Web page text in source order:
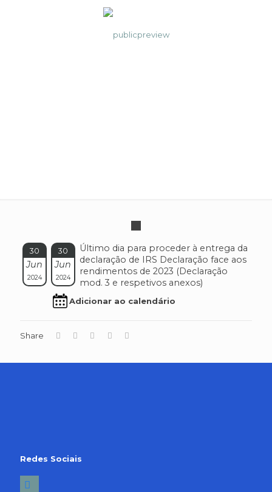
30
Jun
2024
30
Jun
2024
Último dia para proceder à entrega da
declaração de IRS Declaração face aos
rendimentos de 2023 (Declaração
mod. 3 e ​respetivo​s anexos)
Adicionar ao calendário
Share
Redes Sociais
facebook2